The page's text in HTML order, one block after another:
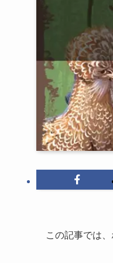
この記事では